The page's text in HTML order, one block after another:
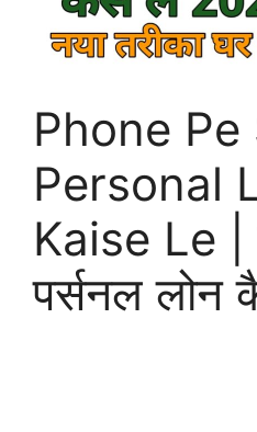
Phone Pe
Personal
Kaise Le |
पर्सनल लोन